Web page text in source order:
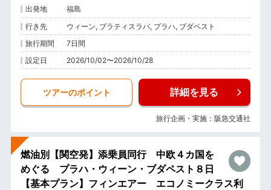
出発地
福島
行き先
ウィーン, ブラティスラバ, プラハ, ブダペスト
旅行期間
7日間
設定日
2026/10/02〜2026/10/28
ツアーのポイント 詳細を見る
旅行企画・実施：阪急交通社
燃油別【関空発】添乗員同行 中欧４カ国を
めぐる プラハ・ウィーン・ブダペスト８日
【基本プラン】フィンエアー エコノミークラス利